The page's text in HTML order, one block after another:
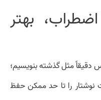
بهتر
مثل گذشته بنویسیم؛
نوشتار را تا حد ممکن حفظ